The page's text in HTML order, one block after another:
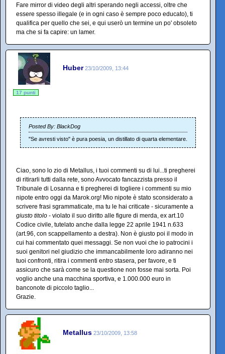
Fare mirror di video degli altri sperando negli accessi, oltre che
essere spesso illegale (e in ogni caso è sempre poco educato), ti
qualifica per quello che sei, e qui userò un termine un po' obsoleto
ma che si fa capire: un lamer.
Huber 23/10/2009, 13:44
17 punti
Posted By: BlackDog
"Se avresti visto" è pura poesia, un distillato di quarta elementare.
Ciao, sono lo zio di Metallus, i tuoi commenti su di lui...ti pregherei
di ritirarli tutti dalla rete, sono Avvocato fancazzista presso il
Tribunale di Losanna e ti pregherei di togliere i commenti su mio
nipote entro oggi da Marok.org! Mio nipote è stato sconsiderato a
scrivere frasi sgrammaticate, ma tu le hai criticate - sicuramente a
giusto titolo - violato il suo diritto alle figure di merda, ex art.10
Codice civile, tutelato anche dalla legge 22 aprile 1941 n.633
(art.96, con scappellamento a destra). Non è giusto poi il modo in
cui hai commentato quei messaggi. Se non vuoi che io patrocini i
suoi genitori nel giudizio che immancabilmente loro adiranno nei
tuoi confronti, ritira i commenti entro stasera, per favore, e ti
assicuro che sarà come se la questione non fosse mai sorta. Poi
voglio anche una macchina sportiva, e 1.000.000 euro in
banconote di piccolo taglio...
Grazie.
Metallus 23/10/2009, 13:58